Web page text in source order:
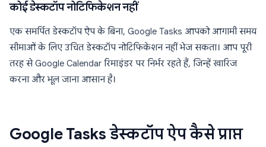
कोई डेस्कटॉप नोटिफिकेशन नहीं
एक समर्पित डेस्कटॉप ऐप के बिना, Google Tasks आपको आगामी समय
सीमाओं के लिए उचित डेस्कटॉप नोटिफिकेशन नहीं भेज सकता। आप पूरी
तरह से Google Calendar रिमाइंडर पर निर्भर रहते हैं, जिन्हें खारिज
करना और भूल जाना आसान है।
Google Tasks डेस्कटॉप ऐप कैसे प्राप्त